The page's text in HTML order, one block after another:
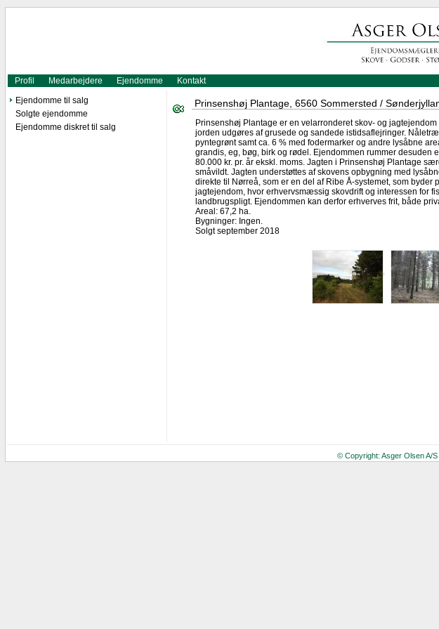
Profil Medarbejdere Ejendomme
Kontakt
Ejendomme til salg
Solgte ejendomme
Ejendomme diskret til salg
Prinsenshøj Plantage, 6560 Sommersted /
Prinsenshøj Plantage er en velarronderet skov- og
jorden udgøres af grusede og sandede istidsaflejringer.
pyntegrønt samt ca. 6 % med fodermarker og andre lysåbne
grandis, eg, bøg, birk og rødel. Ejendommen rummer desuden
80.000 kr. pr. år ekskl. moms. Jagten i Prinsenshøj Plantage
småvildt. Jagten understøttes af skovens opbygning med
direkte til Nørreå, som er en del af Ribe Å-systemet, som
jagtejendom, hvor erhvervsmæssig skovdrift og interessen for
landbrugspligt. Ejendommen kan derfor erhverves frit, både
Areal: 67,2 ha.
Bygninger: Ingen.
Solgt september 2018
© Copyright: Asger Olsen A/